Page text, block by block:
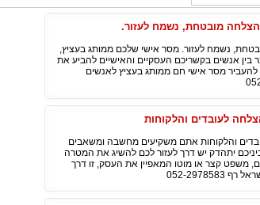
מובטחת, נשמח לעזור.
נשמח לעזור. מסר אישי שלכם ממותג בעציץ,
אנשים בקשריכם העסקיים והאישיים להביע את
הזוכה ל-100% הצלחה! מוזמנים להעביר מסר אישי חם ממותג בעציץ לאנשים
לעובדים והלקוחות
והלקוחות אתם משקיעים מחשבה ומשאבים
יתהדק יש דרך לעזור לכם להשיג את המטרה
משפט קצר או מוטו המאפיין את העסק, זו דרך
2978583